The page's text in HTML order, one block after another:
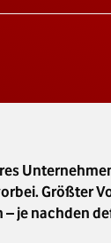
Größter
– je nachden